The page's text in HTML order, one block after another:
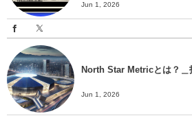
Jun 1, 2026
North Star Metricとは？＿
Jun 1, 2026